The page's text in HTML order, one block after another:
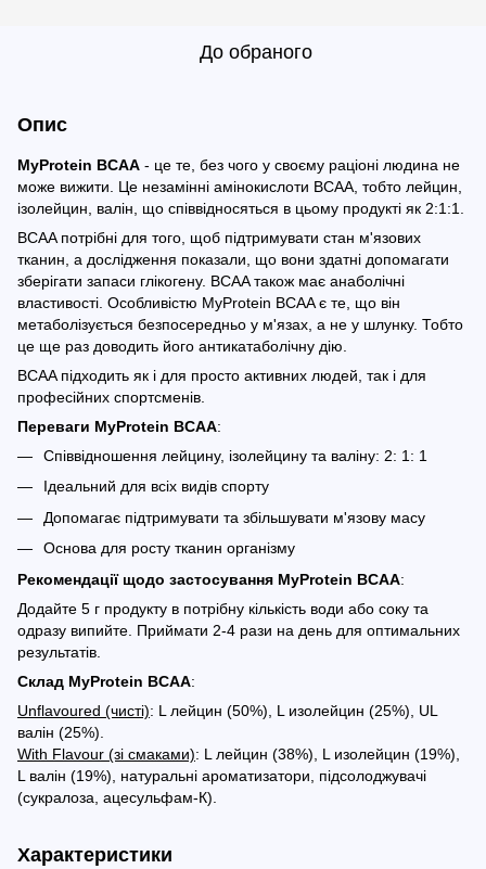
До обраного
Опис
MyProtein BCAA - це те, без чого у своєму раціоні людина не
може вижити. Це незамінні амінокислоти BCAA, тобто лейцин,
ізолейцин, валін, що співвідносяться в цьому продукті як 2:1:1.
BCAA потрібні для того, щоб підтримувати стан м'язових
тканин, а дослідження показали, що вони здатні допомагати
зберігати запаси глікогену. BCAA також має анаболічні
властивості. Особливістю MyProtein BCAA є те, що він
метаболізується безпосередньо у м'язах, а не у шлунку. Тобто
це ще раз доводить його антикатаболічну дію.
BCAA підходить як і для просто активних людей, так і для
професійних спортсменів.
Переваги MyProtein BCAA:
Співвідношення лейцину, ізолейцину та валіну: 2: 1: 1
Ідеальний для всіх видів спорту
Допомагає підтримувати та збільшувати м'язову масу
Основа для росту тканин організму
Рекомендації щодо застосування MyProtein BCAA:
Додайте 5 г продукту в потрібну кількість води або соку та
одразу випийте. Приймати 2-4 рази на день для оптимальних
результатів.
Склад MyProtein BCAA:
Unflavoured (чисті): L лейцин (50%), L изолейцин (25%), UL
валін (25%).
With Flavour (зі смаками): L лейцин (38%), L изолейцин (19%),
L валін (19%), натуральні ароматизатори, підсолоджувачі
(сукралоза, ацесульфам-К).
Характеристики